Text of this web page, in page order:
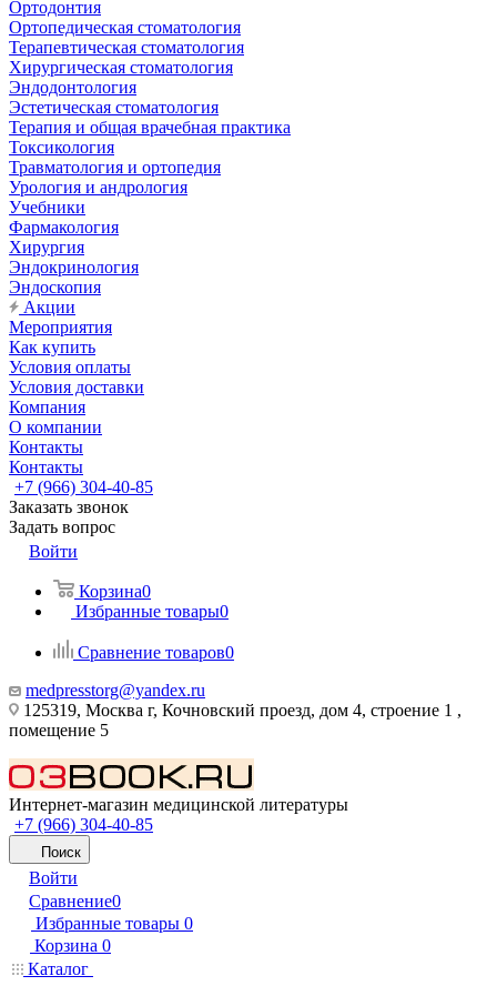
Ортодонтия
Ортопедическая стоматология
Терапевтическая стоматология
Хирургическая стоматология
Эндодонтология
Эстетическая стоматология
Терапия и общая врачебная практика
Токсикология
Травматология и ортопедия
Урология и андрология
Учебники
Фармакология
Хирургия
Эндокринология
Эндоскопия
Акции
Мероприятия
Как купить
Условия оплаты
Условия доставки
Компания
О компании
Контакты
Контакты
+7 (966) 304-40-85
Заказать звонок
Задать вопрос
Войти
Корзина0
Избранные товары0
Сравнение товаров0
medpresstorg@yandex.ru
125319, Москва г, Кочновский проезд, дом 4, строение 1 ,
помещение 5
Интернет-магазин медицинской литературы
+7 (966) 304-40-85
Поиск
Войти
Сравнение0
Избранные товары 0
Корзина 0
Каталог